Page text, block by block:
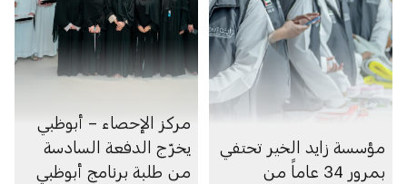
مؤسسة زايد الخير تحتفي
بمرور 34 عاماً من
مركز الإحصاء – أبوظبي
يخرّج الدفعة السادسة
من طلبة برنامج أبوظبي